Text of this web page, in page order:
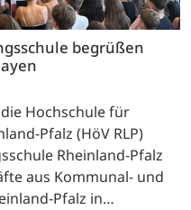
begrüßen
Hochschule für
Pfalz (HöV RLP)
Rheinland-Pfalz
aus Kommunal- und
Pfalz in…